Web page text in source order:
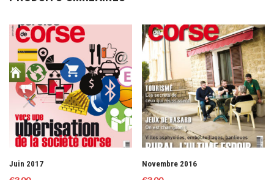
Juin 2017 Novembre 2016